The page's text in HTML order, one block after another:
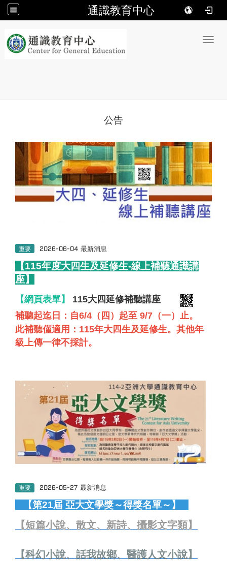
通識教育中心
公告
重要 2026-06-04 最新消息
【115年度大四生及延修生-線上補聽通識講
座】
【網頁表單】
115大四延修補聽講座
補聽起迄日：自6/4（四）起至 9/7（一）止。
此補聽僅適用：115年大四生及延修生。其他年
級上傳一律不採計。
重要 2026-05-27 最新消息
【第21屆 亞大文學獎～得獎名單～】
【短篇小說、散文、新詩、攝影文字類】
【科幻小說、話我故鄉、醫護人文小說】